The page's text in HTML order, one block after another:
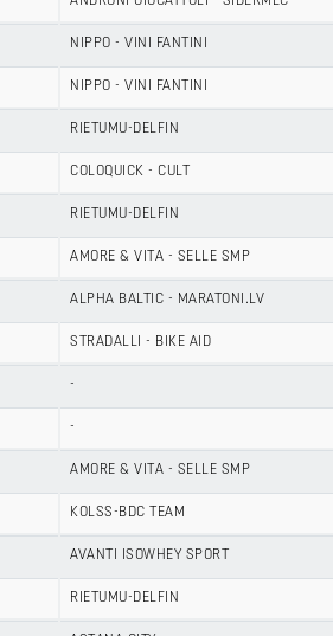
NIPPO - VINI FANTINI
NIPPO - VINI FANTINI
RIETUMU-DELFIN
COLOQUICK - CULT
RIETUMU-DELFIN
AMORE & VITA - SELLE SMP
ALPHA BALTIC - MARATONI.LV
STRADALLI - BIKE AID
-
-
AMORE & VITA - SELLE SMP
KOLSS-BDC TEAM
AVANTI ISOWHEY SPORT
RIETUMU-DELFIN